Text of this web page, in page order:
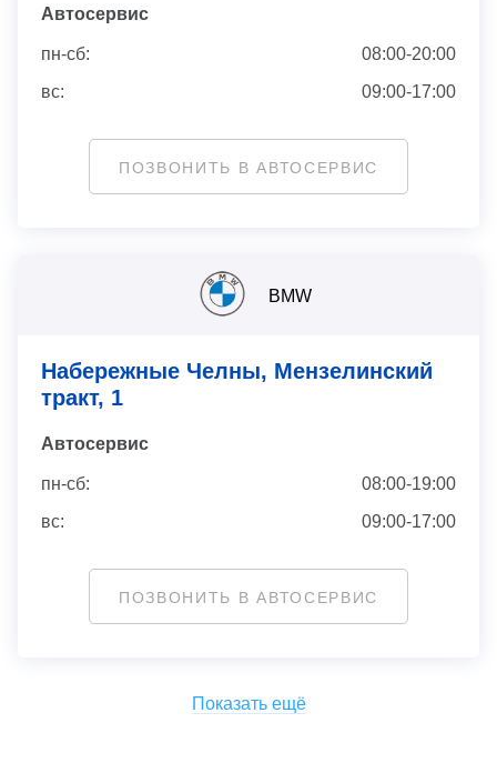
Автосервис
пн-сб:
08:00-20:00
вс:
09:00-17:00
ПОЗВОНИТЬ В АВТОСЕРВИС
BMW
Набережные Челны, Мензелинский
тракт, 1
Автосервис
пн-сб:
08:00-19:00
вс:
09:00-17:00
ПОЗВОНИТЬ В АВТОСЕРВИС
Показать ещё